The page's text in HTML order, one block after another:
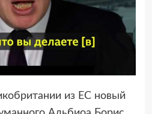
из ЕС новый